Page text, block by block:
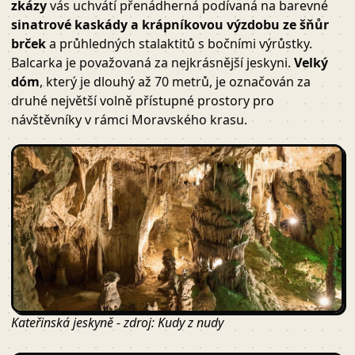
zkázyvás uchvátí přenádherná podívaná na barevné
sinatrové kaskády a krápníkovou výzdobu ze šňůr
brčeka průhledných stalaktitů s bočními výrůstky.
Balcarka je považovaná za nejkrásnější jeskyni. Velký
dóm, který je dlouhý až 70 metrů, je označován za
druhé největší volně přístupné prostory pro
návštěvníky v rámci Moravského krasu.
Kateřinská jeskyně - zdroj: Kudy z nudy